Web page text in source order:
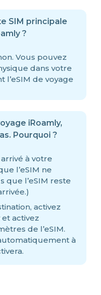
SIM principale
?
Vous pouvez
dans votre
de voyage
iRoamly,
Pourquoi ?
à votre
l’eSIM ne
que l’eSIM reste
activez
et activez
de l’eSIM.
à